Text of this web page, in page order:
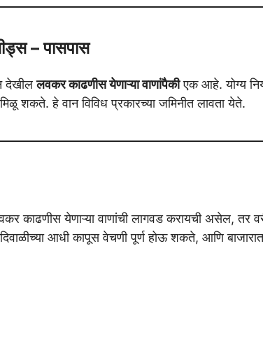
– पासपास
देखीललवकर काढणीस येणाऱ्या वाणांपैकीएक आहे. योग्य
शकते. हे वान विविध प्रकारच्या जमिनीत लावता येते.
काढणीस येणाऱ्या वाणांची लागवड करायची असेल, तर
आधी कापूस वेचणी पूर्ण होऊ शकते, आणि